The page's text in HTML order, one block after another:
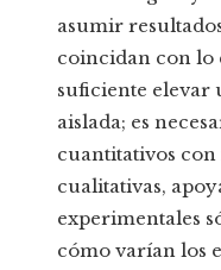
asumir
coincidan con lo
suficiente elevar
aislada; es
cuantitativos
cualitativas,
experimentales
cómo varían los